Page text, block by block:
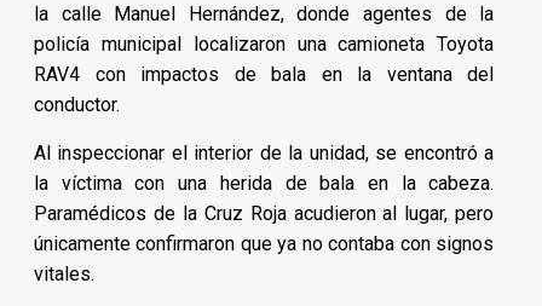
la calle Manuel Hernández, donde agentes de la
policía municipal localizaron una camioneta Toyota
RAV4 con impactos de bala en la ventana del
conductor.
Al inspeccionar el interior de la unidad, se encontró a
la víctima con una herida de bala en la cabeza.
Paramédicos de la Cruz Roja acudieron al lugar, pero
únicamente confirmaron que ya no contaba con signos
vitales.